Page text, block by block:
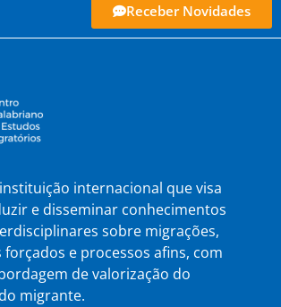
Receber Novidades
instituição internacional que visa
e disseminar conhecimentos
sobre migrações,
e processos afins, com
de valorização do
migrante.